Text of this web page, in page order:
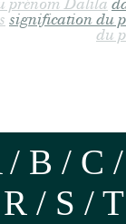
prénom Dalila
signification du
du
/ B / C
R / S / T